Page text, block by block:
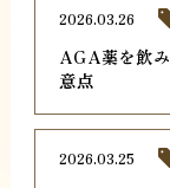
AGA薬を飲
意点
2026.03.26
2026.03.25